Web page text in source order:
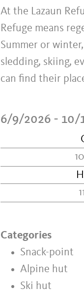
At the Lazaun
Refuge means
Summer or
sledding, skiing,
can find their
6/9/2026 - 10/
Categories
Snack-point
Alpine hut
Ski hut